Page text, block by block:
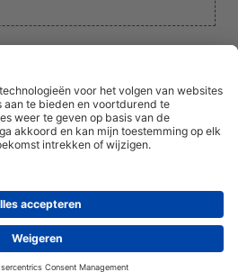
instellingen
ontvangen als je een van
PrivacybeleidJuridisch
DK44428156